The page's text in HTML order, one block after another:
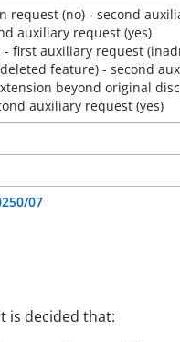
request (no) - second
auxiliary request (yes)
- first auxiliary request
feature) - second
beyond original
auxiliary request (yes)
07
is decided that: